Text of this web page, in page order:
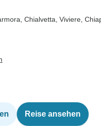
, Chialvetta , Viviere ,
Reise ansehen